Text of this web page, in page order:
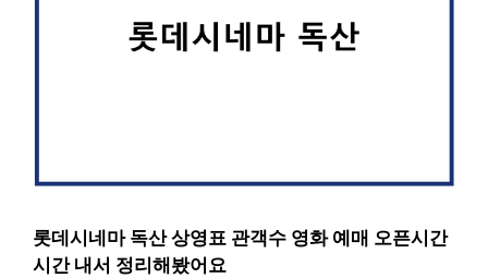
롯데시네마 독산 상영표 관객수 영화 예매 오픈시간
시간 내서 정리해봤어요